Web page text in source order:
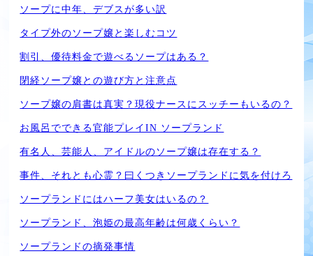
ソープに中年、デブスが多い訳
タイプ外のソープ嬢と楽しむコツ
割引、優待料金で遊べるソープはある？
閉経ソープ嬢との遊び方と注意点
ソープ嬢の肩書は真実？現役ナースにスッチーもいるの？
お風呂でできる官能プレイIN ソープランド
有名人、芸能人、アイドルのソープ嬢は存在する？
事件、それとも心霊？曰くつきソープランドに気を付けろ
ソープランドにはハーフ美女はいるの？
ソープランド、泡姫の最高年齢は何歳くらい？
ソープランドの摘発事情